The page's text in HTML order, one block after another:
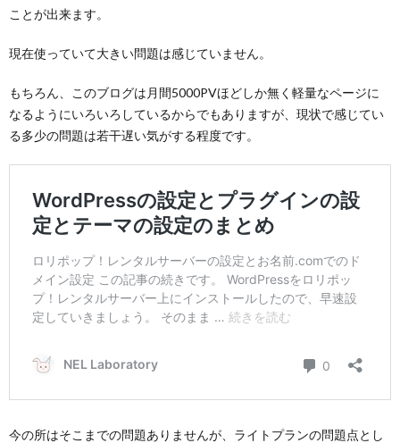
ことが出来ます。
現在使っていて大きい問題は感じていません。
もちろん、このブログは月間5000PVほどしか無く軽量なページに
なるようにいろいろしているからでもありますが、現状で感じてい
る多少の問題は若干遅い気がする程度です。
今の所はそこまでの問題ありませんが、ライトプランの問題点とし